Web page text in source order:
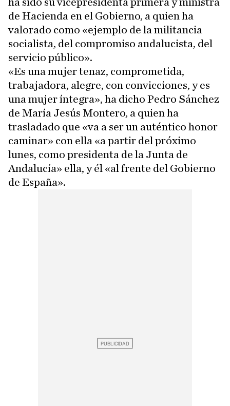
de Hacienda en el Gobierno, a quien ha
valorado como «ejemplo de la militancia
socialista, del compromiso andalucista, del
servicio público».
«Es una mujer tenaz, comprometida,
trabajadora, alegre, con convicciones, y es
una mujer íntegra», ha dicho Pedro Sánchez
de María Jesús Montero, a quien ha
trasladado que «va a ser un auténtico honor
caminar» con ella «a partir del próximo
lunes, como presidenta de la Junta de
Andalucía» ella, y él «al frente del Gobierno
de España».